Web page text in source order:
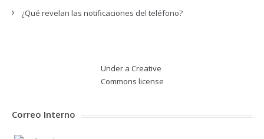
¿Qué revelan las notificaciones del teléfono?
Under a Creative
Commons license
Correo Interno